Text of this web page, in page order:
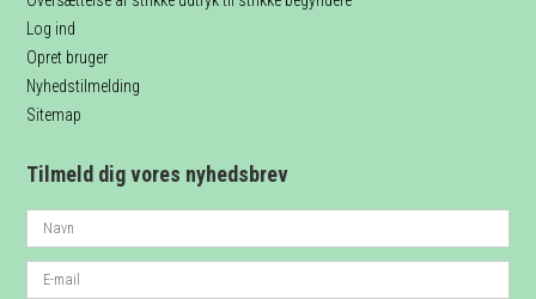
Log ind
Opret bruger
Nyhedstilmelding
Sitemap
Tilmeld dig vores nyhedsbrev